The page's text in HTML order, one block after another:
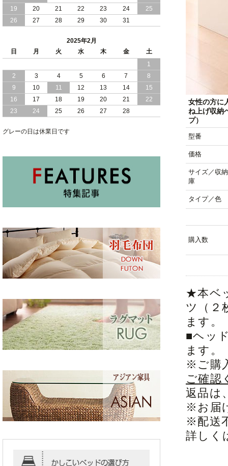
女性の方に
ね上げ収納
プ）
型番
価格
サイズ／収納
庫
タイプ／色
購入数
★本ベ
ツ（２
ます。
■ヘッ
ます。
※ご購
ご確認
返品は
※お届
※配送
詳しく
2024/11/07
便利な 棚 モダンライト コンセント 付
き 大容量 収納 リフトアップ 縦開き 日
本製 ベッド
女性人気 日本製 コンパクト な ショー
トサイズ 跳ね上げ 収納 ベッド 横開き
2024/10/17
日本製 コンパクト な ショートサイズ
跳ね上げ 収納 ベッド 横開き ヘッドボ
ード無し
ード 跳ね上げ式 大容量 収納 ベッド
19
20 21 22 23 24
25
26
27 28 29 30 31
2025年2月
日
月 火 水 木 金
土
1
2
3 4 5 6 7
8
9
10 11 12 13 14
15
16
17 18 19 20 21
22
23
24 25 26 27 28
グレーの日は休業日です